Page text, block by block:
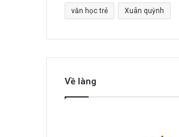
văn học trẻ Xuân quỳnh
Về làng